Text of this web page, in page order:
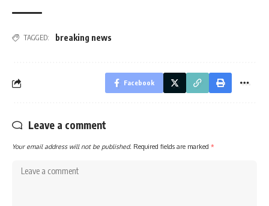
TAGGED: breaking news
Facebook
Leave a comment
Your email address will not be published. Required fields are marked *